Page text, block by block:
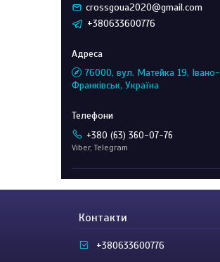
crossgoua2020@gmail.com
+380633600776
76000, вул. Матейка 19, Івано-
Франківськ, Україна
+380 (63) 360-07-76
Viber, Telegram
Контакти
+380633600776